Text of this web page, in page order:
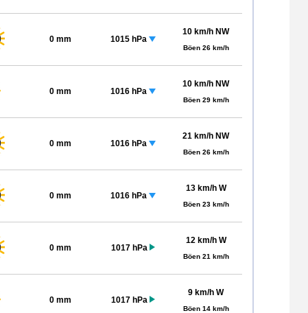
0 mm 1015 hPa
10 km/h NW
Böen 26 km/h
0 mm 1016 hPa
10 km/h NW
Böen 29 km/h
0 mm 1016 hPa
21 km/h NW
Böen 26 km/h
0 mm 1016 hPa
13 km/h W
Böen 23 km/h
0 mm 1017 hPa
12 km/h W
Böen 21 km/h
0 mm 1017 hPa
9 km/h W
Böen 14 km/h